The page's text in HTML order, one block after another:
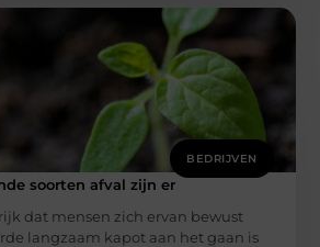
BEDRIJVEN
soorten afval zijn er
dat mensen zich ervan bewust
langzaam kapot aan het gaan is